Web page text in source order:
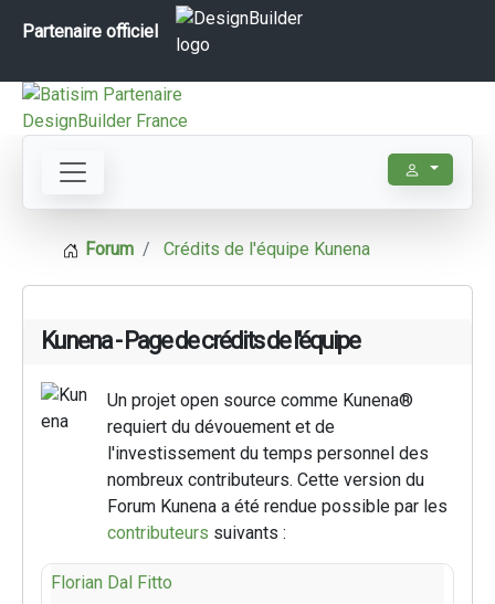
Partenaire officiel
Forum Crédits de l'équipe Kunena
Kunena - Page de crédits de l'équipe
Un projet open source comme Kunena®
requiert du dévouement et de
l'investissement du temps personnel des
nombreux contributeurs. Cette version du
Forum Kunena a été rendue possible par les
contributeurs suivants :
Florian Dal Fitto